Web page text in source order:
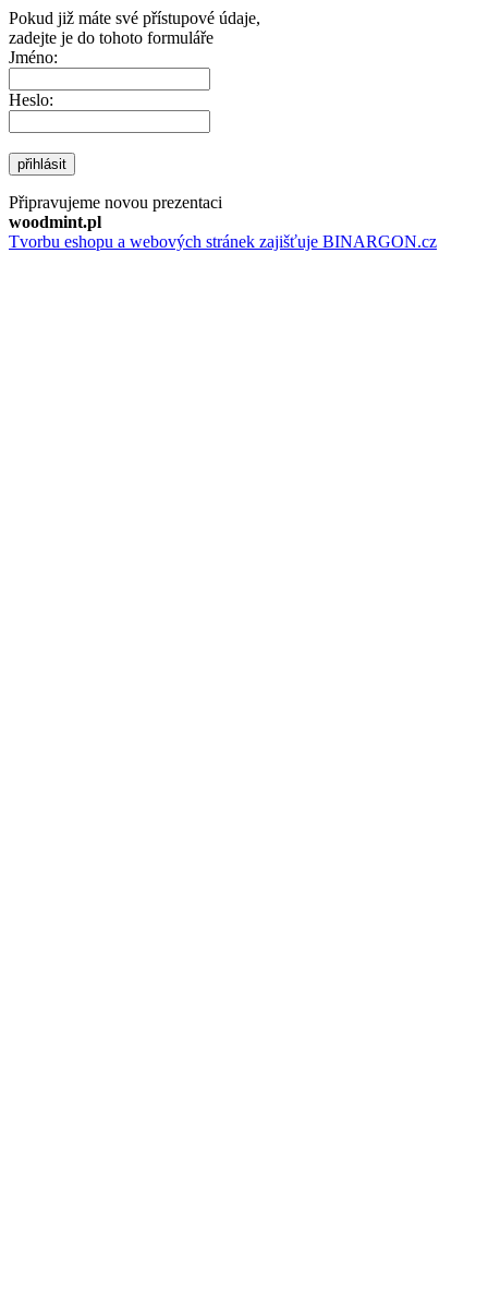
Pokud již máte své přístupové údaje,
zadejte je do tohoto formuláře
Jméno:
Heslo:
přihlásit
Připravujeme novou prezentaci
woodmint.pl
Tvorbu eshopu a webových stránek zajišťuje BINARGON.cz